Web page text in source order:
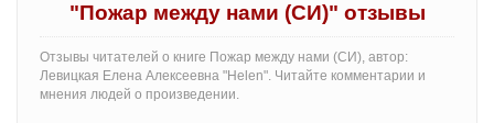
"Пожар между нами (СИ)" отзывы
Отзывы читателей о книге Пожар между нами (СИ), автор:
Левицкая Елена Алексеевна "Helen". Читайте комментарии и
мнения людей о произведении.